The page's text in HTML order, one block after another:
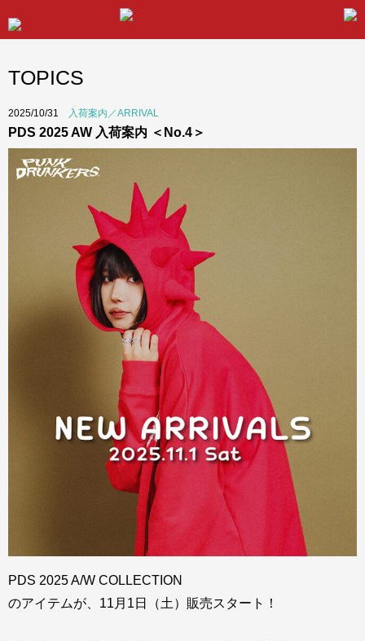
TOPICS
2025/10/31 入荷案内／ARRIVAL
PDS 2025 AW 入荷案内 ＜No.4＞
PDS 2025 A/W COLLECTION
のアイテムが、11月1日（土）販売スタート！